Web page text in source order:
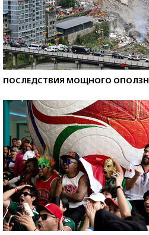
ПОСЛЕДСТВИЯ МОЩНОГО